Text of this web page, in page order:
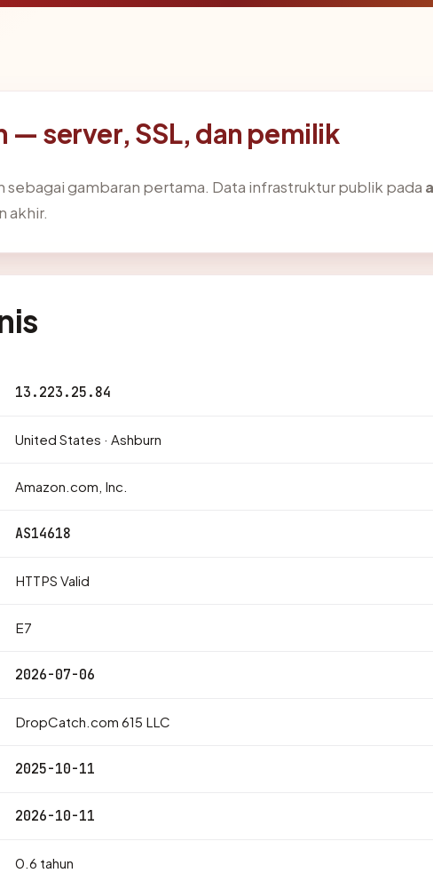
server, SSL, dan pemilik
sebagai gambaran pertama. Data infrastruktur publik pada
akhir.
13.223.25.84
United States · Ashburn
Amazon.com, Inc.
AS14618
HTTPS Valid
E7
2026-07-06
DropCatch.com 615 LLC
2025-10-11
2026-10-11
0.6 tahun